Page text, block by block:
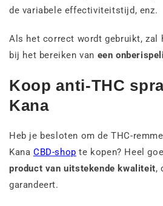
de variabele effectiviteitstijd, enz.
Als het correct wordt gebruikt, zal
bij het bereiken van een
Koop anti-THC
Kana
Heb je besloten om de THC-
Kana CBD-shop te kopen? Heel
product van uitstekende kwaliteit,
garandeert.